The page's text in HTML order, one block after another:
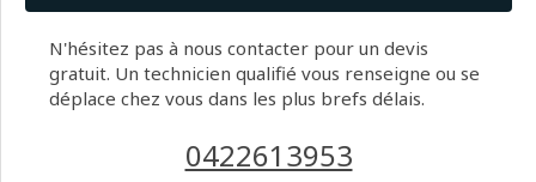
N'hésitez pas à nous contacter pour un devis
gratuit. Un technicien qualifié vous renseigne ou se
déplace chez vous dans les plus brefs délais.
0422613953